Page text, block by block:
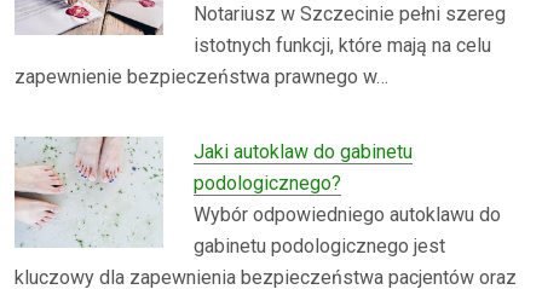
Notariusz w Szczecinie pełni szereg
istotnych funkcji, które mają na celu
zapewnienie bezpieczeństwa prawnego w…
Jaki autoklaw do gabinetu
podologicznego?
Wybór odpowiedniego autoklawu do
gabinetu podologicznego jest
kluczowy dla zapewnienia bezpieczeństwa pacjentów oraz